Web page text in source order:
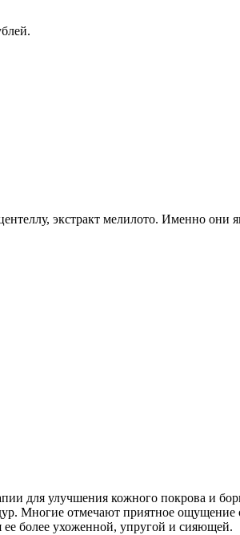
экстракт мелилото. Именно они
для улучшения кожного покрова и
Многие отмечают приятное ощущение
ее более ухоженной, упругой и сияющей.